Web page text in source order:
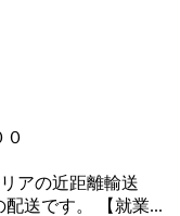
０
リアの近距離輸送
送です。 【就業...